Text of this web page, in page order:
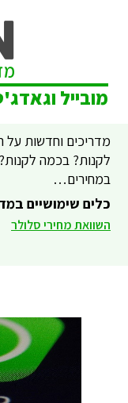
מובייל
מדריכים וחדשות על
לקנות? בכמה
במחירים…
כלים שימושיים
השוואת מחירי סלולר